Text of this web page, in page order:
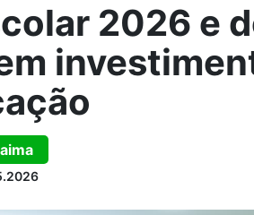
2026 e